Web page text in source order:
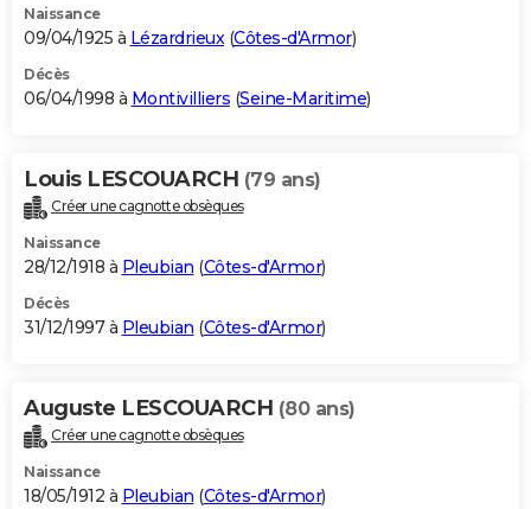
Naissance
09/04/1925 à Lézardrieux(Côtes-d'Armor)
Décès
06/04/1998 à Montivilliers (Seine-Maritime)
Louis LESCOUARCH (79 ans)
Créer une cagnotte obsèques
Naissance
28/12/1918 à Pleubian (Côtes-d'Armor)
Décès
31/12/1997 à Pleubian (Côtes-d'Armor)
Auguste LESCOUARCH (80 ans)
Créer une cagnotte obsèques
Naissance
18/05/1912 à Pleubian (Côtes-d'Armor)